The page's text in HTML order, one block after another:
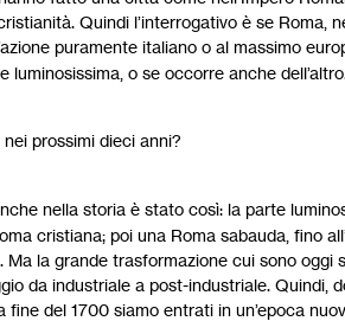
Quindi l’interrogativo è se Roma,
puramente italiano o al massimo
luminosissima, o se occorre anche
prossimi dieci anni?
nella storia è stato così: la parte
cristiana; poi una Roma sabauda, fino
la grande trasformazione cui sono oggi
da industriale a post-industriale. Quindi,
fine del 1700 siamo entrati in un’epoca